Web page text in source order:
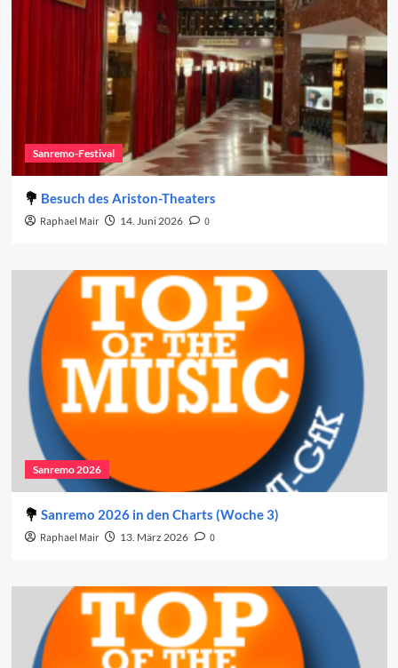
Sanremo-Festival
Besuch des Ariston-Theaters
Raphael Mair 14. Juni 2026 0
Sanremo 2026
Sanremo 2026 in den Charts (Woche 3)
Raphael Mair 13. März 2026 0